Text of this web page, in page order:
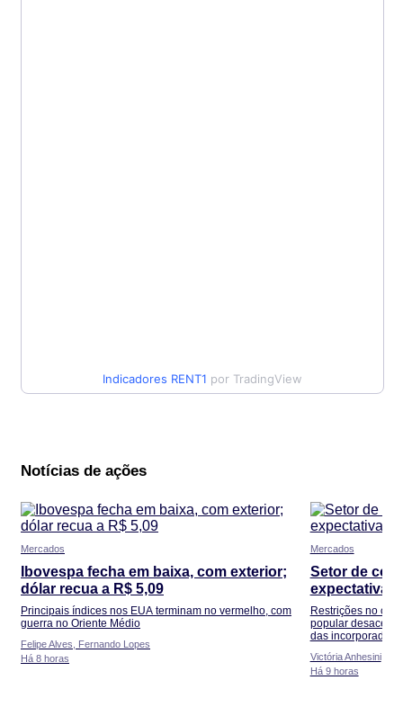
Indicadores RENT1 por TradingView
Notícias de ações
Mercados
Ibovespa fecha em baixa, com exterior;
dólar recua a R$ 5,09
Principais índices nos EUA terminam no vermelho, com
guerra no Oriente Médio
Felipe Alves, Fernando Lopes
Há 8 horas
Mercados
Setor de
expectativas
Restrições no
popular
das
Victória Anhesini
Há 9 horas